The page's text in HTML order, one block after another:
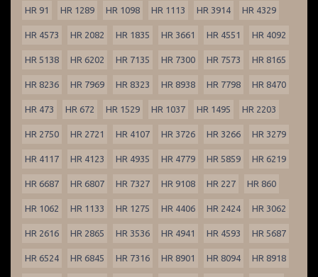
HR 91 HR 1289 HR 1098 HR 1113 HR 3914 HR 4329
HR 4573 HR 2082 HR 1835 HR 3661 HR 4551 HR 4092
HR 5138 HR 6202 HR 7135 HR 7300 HR 7573 HR 8165
HR 8236 HR 7969 HR 8323 HR 8938 HR 7798 HR 8470
HR 473 HR 672 HR 1529 HR 1037 HR 1495 HR 2203
HR 2750 HR 2721 HR 4107 HR 3726 HR 3266 HR 3279
HR 4117 HR 4123 HR 4935 HR 4779 HR 5859 HR 6219
HR 6687 HR 6807 HR 7327 HR 9108 HR 227 HR 860
HR 1062 HR 1133 HR 1275 HR 4406 HR 2424 HR 3062
HR 2616 HR 2865 HR 3536 HR 4941 HR 4593 HR 5687
HR 6524 HR 6845 HR 7316 HR 8901 HR 8094 HR 8918